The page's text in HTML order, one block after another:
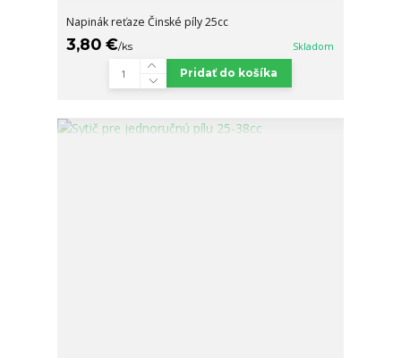
Napinák reťaze Činské píly 25cc
3,80 €/ks Skladom
Pridať do košíka